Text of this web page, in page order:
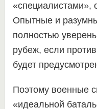
«специалистами»,
Опытные и
полностью
рубеж, если
будет
Поэтому военные
«идеальной